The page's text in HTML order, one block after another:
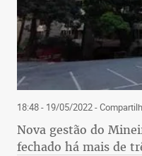
18:48 - 19/05/2022-
Nova gestão do
fechado há mais de